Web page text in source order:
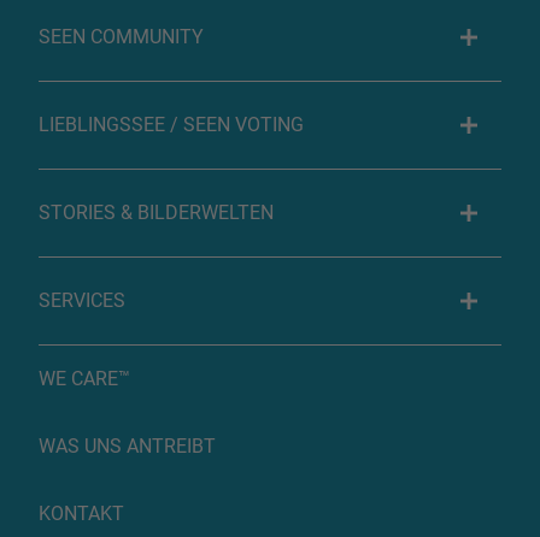
SEEN COMMUNITY
LIEBLINGSSEE / SEEN VOTING
STORIES & BILDERWELTEN
SERVICES
WE CARE™
WAS UNS ANTREIBT
KONTAKT